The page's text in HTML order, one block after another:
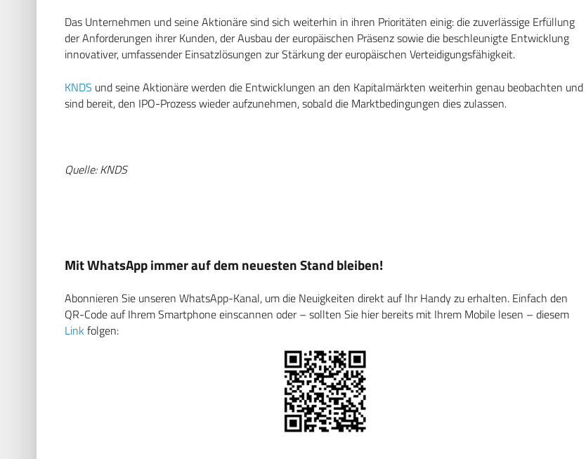
Das Unternehmen und seine Aktionäre sind sich weiterhin in ihren Prioritäten einig: die zuverlässige Erfüllung
der Anforderungen ihrer Kunden, der Ausbau der europäischen Präsenz sowie die beschleunigte Entwicklung
innovativer, umfassender Einsatzlösungen zur Stärkung der europäischen Verteidigungsfähigkeit.
KNDS und seine Aktionäre werden die Entwicklungen an den Kapitalmärkten weiterhin genau beobachten und
sind bereit, den IPO-Prozess wieder aufzunehmen, sobald die Marktbedingungen dies zulassen.
Quelle: KNDS
Mit WhatsApp immer auf dem neuesten Stand bleiben!
Abonnieren Sie unseren WhatsApp-Kanal, um die Neuigkeiten direkt auf Ihr Handy zu erhalten. Einfach den
QR-Code auf Ihrem Smartphone einscannen oder – sollten Sie hier bereits mit Ihrem Mobile lesen – diesem
Link folgen: